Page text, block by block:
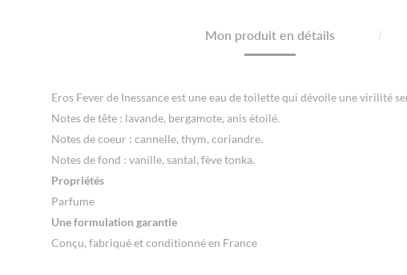
Mon produit en détails
Eros Fever de Inessance est une eau de toilette qui dévoile une virilité
Notes de tête : lavande, bergamote, anis étoilé.
Notes de coeur : cannelle, thym, coriandre.
Notes de fond : vanille, santal, fève tonka.
Propriétés
Parfume
Une formulation garantie
Conçu, fabriqué et conditionné en France